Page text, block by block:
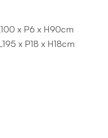
x P6 x H90cm
x P18 x H18cm